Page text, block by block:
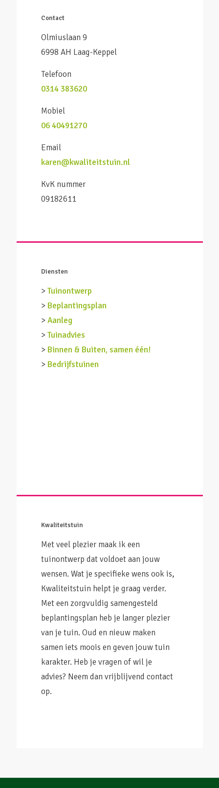
Contact
Olmiuslaan 9
6998 AH Laag-Keppel
Telefoon
0314 383620
Mobiel
06 40491270
Email
karen@kwaliteitstuin.nl
KvK nummer
09182611
Diensten
>Tuinontwerp
> Beplantingsplan
>Aanleg
>Tuinadvies
> Binnen & Buiten, samen één!
> Bedrijfstuinen
Kwaliteitstuin
Met veel plezier maak ik een
tuinontwerp dat voldoet aan jouw
wensen. Wat je specifieke wens ook is,
Kwaliteitstuin helpt je graag verder.
Met een zorgvuldig samengesteld
beplantingsplan heb je langer plezier
van je tuin. Oud en nieuw maken
samen iets moois en geven jouw tuin
karakter. Heb je vragen of wil je
advies? Neem dan vrijblijvend contact
op.